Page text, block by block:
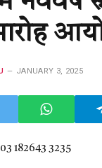
JANUARY 3, 2025